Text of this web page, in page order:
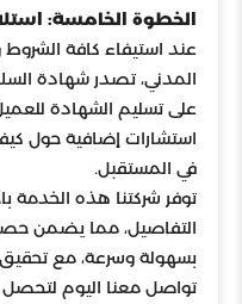
الخطوة الخامسة:
عند استيفاء كافة
المدني، تصدر شهادة
على تسليم الشهادة
استشارات إضافية حول
في المستقبل.
توفر شركتنا هذه الخدمة
التفاصيل، مما يضمن
بسهولة وسرعة، مع
تواصل معنا اليوم